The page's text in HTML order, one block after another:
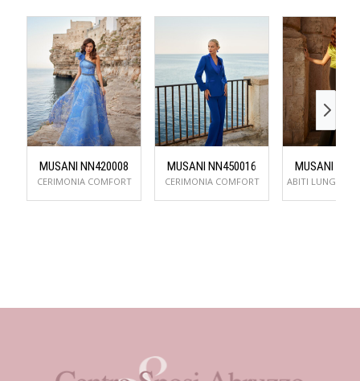
MUSANI NN420008
CERIMONIA COMFORT
MUSANI NN450016
CERIMONIA COMFORT
MUSANI